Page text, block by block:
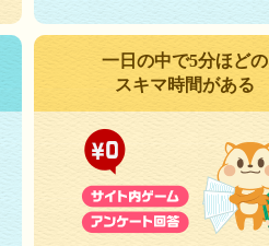
一日の中で5分ほどの
スキマ時間がある